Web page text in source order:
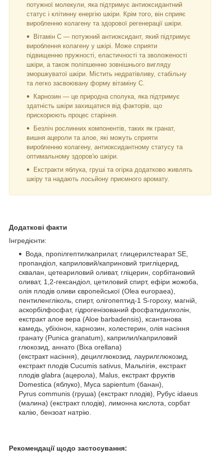
потужної молекули, яка підтримує антиоксидантний
статус і клітинну енергію шкіри. Крім того, він сприяє
виробленню колагену та здорової регенерації шкіри.
Вітамін С — потужний антиоксидант, який підтримує
вироблення колагену у шкірі. Може сприяти
підвищенню пружності, еластичності та зволоженості
шкіри, а також поліпшенню зовнішнього вигляду
зморшкуватої шкіри. Містить недратівливу, стабільну
та легко засвоювану форму вітаміну С.
Карнозин — це природна сполука, яка підтримує
здатність шкіри захищатися від факторів, що
прискорюють процес старіння.
Безліч рослинних компонентів, таких як гранат,
вишня ацероли та алое, які можуть сприяти
виробленню колагену, антиоксидантному статусу та
оптимальному здоров'ю шкіри.
Екстракти яблука, груші та огірка додатково живлять
шкіру та надають лосьйону приємного аромату.
Додаткові факти
Інгредієнти:
Вода, пропілгептилкаприлат, глицерилстеарат SE,
пропандіол, каприловий/каприновий тригліцерид,
сквалан, цетеариловий оливат, гліцерин, сорбітановий
оливат, 1,2-гександіол, цетиловий спирт, ефіри жожоба,
олія плодів оливи європейської (Olea europaea),
пентиленгліколь, спирт, олігопептид-1 S-гороху, магній,
аскорбілфосфат, гідрогенізований фосфатидилхолін,
екстракт алое вера (Aloe barbadensis), ксантанова
камедь, убіхінон, карнозин, холестерин, олія насіння
гранату (Punica granatum), каприлил/каприловий
глюкозид, аннато (Bixa orellana)
(екстракт насіння), децилглюкозид, лаурилглюкозид,
екстракт плодів Cucumis sativus, Мальпігія, екстракт
плодів glabra (ацерола), Malus, екстракт фруктів
Domestica (яблуко), Муса sapientum (банан),
Pyrus communis (груша) (екстракт плодів), Рубус idaeus
(малина) (екстракт плодів), лимонна кислота, сорбат
калію, бензоат натрію.
Рекомендації щодо застосування: